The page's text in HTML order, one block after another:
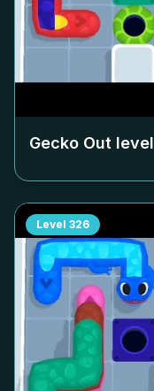
Gecko Out level
Level 326